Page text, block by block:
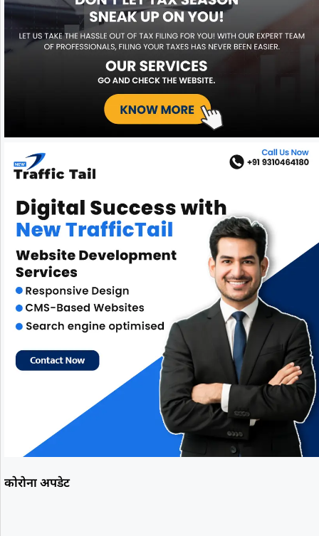
कोरोना अपडेट